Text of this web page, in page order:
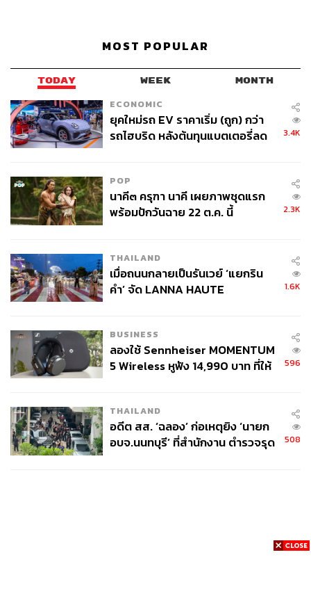
MOST POPULAR
TODAY WEEK MONTH
ECONOMIC
ยุคใหม่รถ EV ราคาเริ่ม (ถูก) กว่า
รถไฮบริด หลังต้นทุนแบตเตอรี่ลด
3.4K
POP
นาคี๓ ครุฑา นาคี เผยภาพชุดแรก
พร้อมปักวันฉาย 22 ต.ค. นี้
2.3K
THAILAND
เมื่อถนนกลายเป็นรันเวย์ ‘แยกริน
คำ’ จัด LANNA HAUTE
1.6K
BUSINESS
ลองใช้ Sennheiser MOMENTUM
5 Wireless หูฟัง 14,990 บาท ที่ให้
596
THAILAND
อดีต สส. ‘ฉลอง’ ก่อเหตุยิง ‘นายก
อบจ.นนทบุรี’ ที่สำนักงาน ตำรวจรุด
508